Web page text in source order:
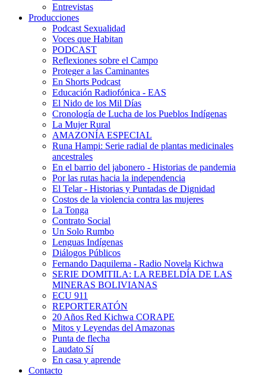
Entrevistas
Producciones
Podcast Sexualidad
Voces que Habitan
PODCAST
Reflexiones sobre el Campo
Proteger a las Caminantes
En Shorts Podcast
Educación Radiofónica - EAS
El Nido de los Mil Días
Cronología de Lucha de los Pueblos Indígenas
La Mujer Rural
AMAZONÍA ESPECIAL
Runa Hampi: Serie radial de plantas medicinales
ancestrales
En el barrio del jabonero - Historias de pandemia
Por las rutas hacia la independencia
El Telar - Historias y Puntadas de Dignidad
Costos de la violencia contra las mujeres
La Tonga
Contrato Social
Un Solo Rumbo
Lenguas Indígenas
Diálogos Públicos
Fernando Daquilema - Radio Novela Kichwa
SERIE DOMITILA: LA REBELDÍA DE LAS
MINERAS BOLIVIANAS
ECU 911
REPORTERATÓN
20 Años Red Kichwa CORAPE
Mitos y Leyendas del Amazonas
Punta de flecha
Laudato Sí
En casa y aprende
Contacto